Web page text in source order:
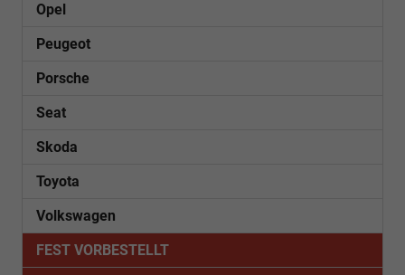
Opel
Peugeot
Porsche
Seat
Skoda
Toyota
Volkswagen
FEST VORBESTELLT